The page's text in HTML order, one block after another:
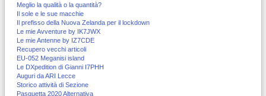
Meglio la qualità o la quantità?
Il sole e le sue macchie
Il prefisso della Nuova Zelanda per il lockdown
Le mie Avventure by IK7JWX
Le mie Antenne by IZ7CDE
Recupero vecchi articoli
EU-052 Meganisi island
Le DXpedition di Gianni I7PHH
Auguri da ARI Lecce
Storico attività di Sezione
Pasquetta 2020 Alternativa